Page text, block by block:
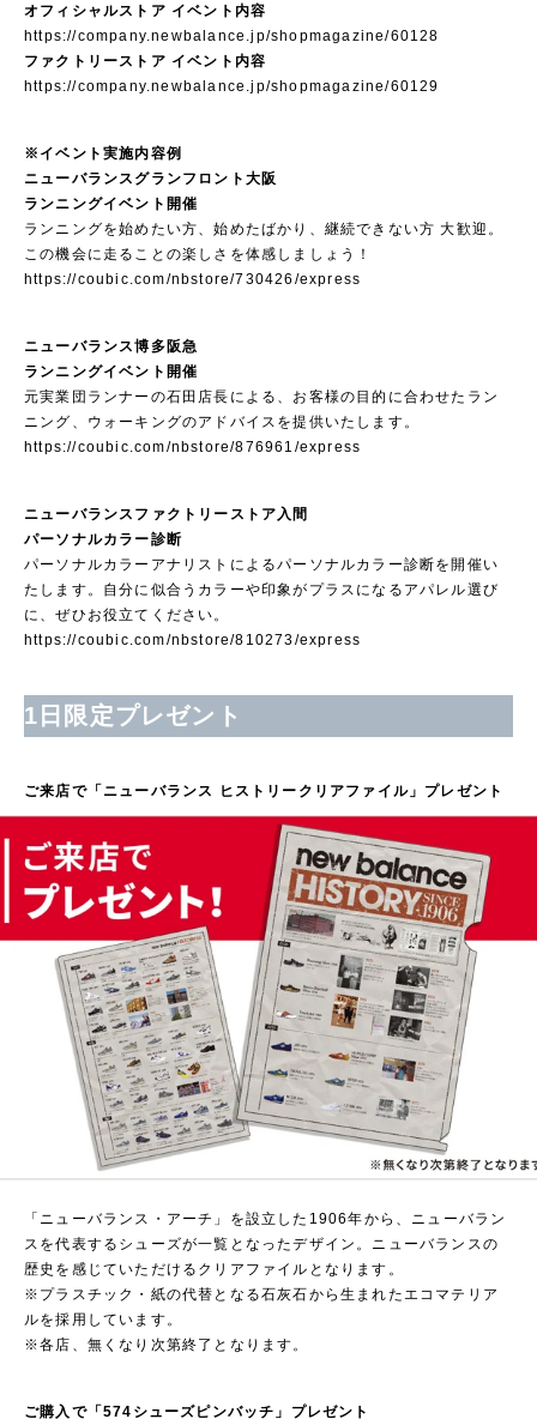
オフィシャルストア イベント内容
https://company.newbalance.jp/shopmagazine/60128
ファクトリーストア イベント内容
https://company.newbalance.jp/shopmagazine/60129
※イベント実施内容例
ニューバランスグランフロント大阪
ランニングイベント開催
ランニングを始めたい方、始めたばかり、継続できない方 大歓迎。
この機会に走ることの楽しさを体感しましょう！
https://coubic.com/nbstore/730426/express
ニューバランス博多阪急
ランニングイベント開催
元実業団ランナーの石田店長による、お客様の目的に合わせたラン
ニング、ウォーキングのアドバイスを提供いたします。
https://coubic.com/nbstore/876961/express
ニューバランスファクトリーストア入間
パーソナルカラー診断
パーソナルカラーアナリストによるパーソナルカラー診断を開催い
たします。自分に似合うカラーや印象がプラスになるアパレル選び
に、ぜひお役立てください。
https://coubic.com/nbstore/810273/express
1日限定プレゼント
ご来店で「ニューバランス ヒストリークリアファイル」プレゼント
「ニューバランス・アーチ」を設立した1906年から、ニューバラン
スを代表するシューズが一覧となったデザイン。ニューバランスの
歴史を感じていただけるクリアファイルとなります。
※プラスチック・紙の代替となる石灰石から生まれたエコマテリア
ルを採用しています。
※各店、無くなり次第終了となります。
ご購入で「574シューズピンバッチ」プレゼント